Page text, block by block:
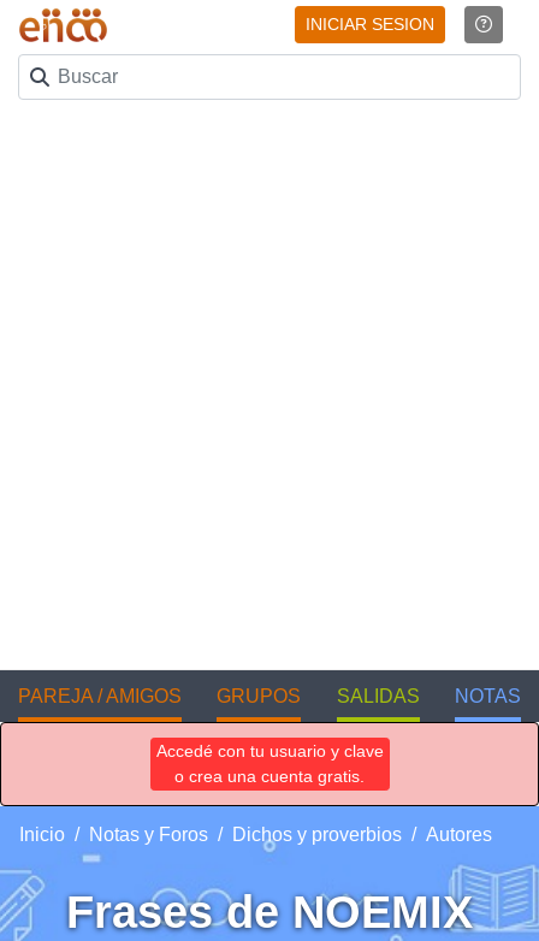
INICIAR SESION
PAREJA / AMIGOS GRUPOS SALIDAS NOTAS
Accedé con tu usuario y clave
o crea una cuenta gratis.
Inicio Notas y Foros Dichos y proverbios Autores
Frases de NOEMIX